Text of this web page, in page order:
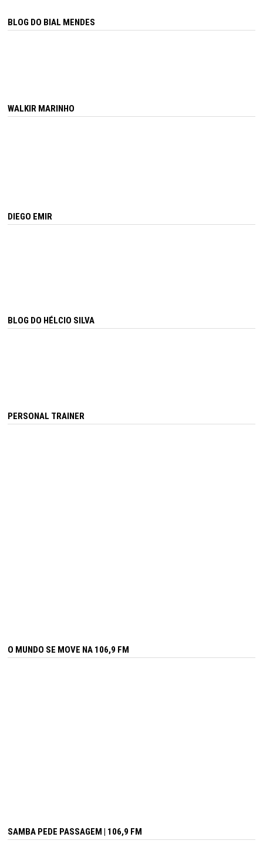
BLOG DO BIAL MENDES
WALKIR MARINHO
DIEGO EMIR
BLOG DO HÉLCIO SILVA
PERSONAL TRAINER
O MUNDO SE MOVE NA 106,9 FM
SAMBA PEDE PASSAGEM | 106,9 FM